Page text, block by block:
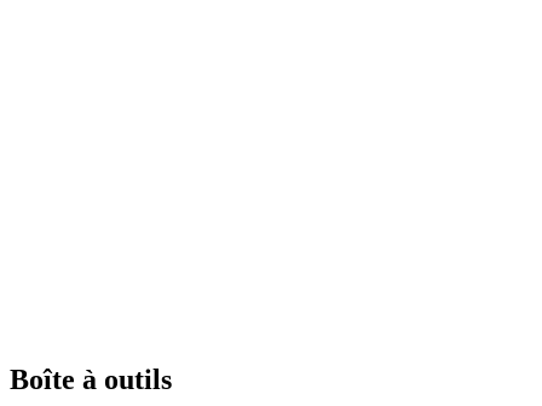
Boîte à outils